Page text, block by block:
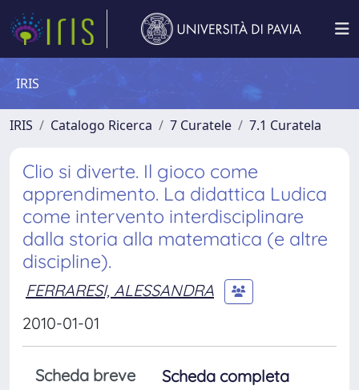
IRIS
IRIS Catalogo Ricerca 7 Curatele 7.1 Curatela
Clio si diverte. Il gioco come
apprendimento. La didattica Ludica
come intervento interdisciplinare
dalla storia alla matematica (e altre
discipline).
FERRARESI, ALESSANDRA
2010-01-01
Scheda breve
Scheda completa